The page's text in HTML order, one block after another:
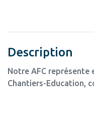
Description
Notre AFC
Chantiers-Education,